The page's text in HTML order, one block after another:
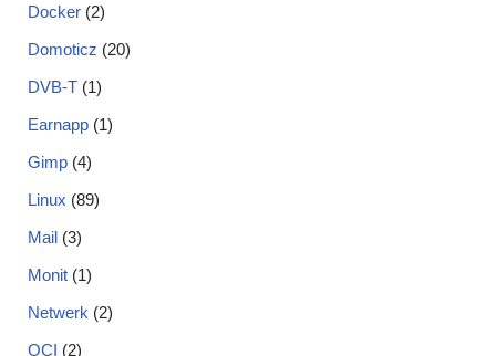
Docker (2)
Domoticz (20)
DVB-T (1)
Earnapp (1)
Gimp (4)
Linux (89)
Mail (3)
Monit (1)
Netwerk (2)
OCI (2)